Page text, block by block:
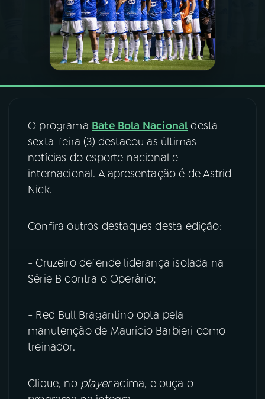
PODCASTS
VIDEOCASTS
08FESTIVAL DE MÚSICA
ACOMPANHE A RÁDIO NACIONAL
O programa Bate Bola Nacional desta
sexta-feira (3) destacou as últimas
notícias do esporte nacional e
internacional. A apresentação é de Astrid
Nick.
Confira outros destaques desta edição:
- Cruzeiro defende liderança isolada na
Série B contra o Operário;
- Red Bull Bragantino opta pela
manutenção de Maurício Barbieri como
treinador.
Clique, no playeracima, e ouça o